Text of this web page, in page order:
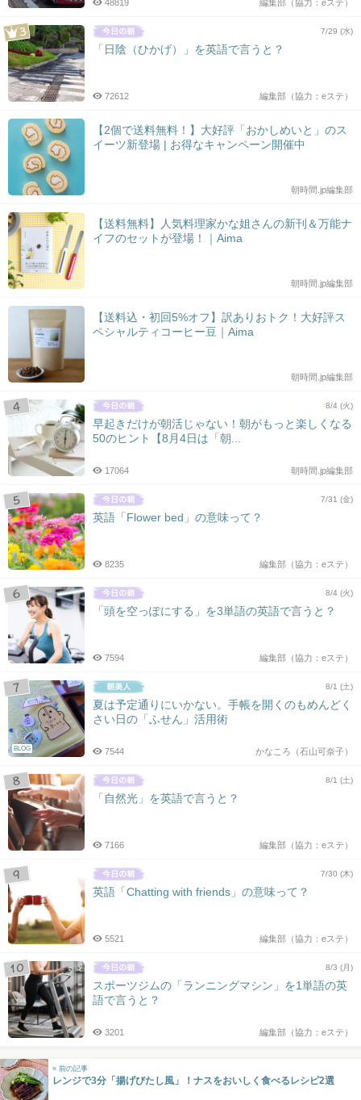
編集部（協力：eステ）
48819
7/29 (水)
「日陰（ひかげ）」を英語で言うと？
編集部（協力：eステ）
72612
【2個で送料無料！】大好評「おかしめいと」のス
イーツ新登場 | お得なキャンペーン開催中
朝時間.jp編集部
【送料無料】人気料理家かな姐さんの新刊＆万能ナ
イフのセットが登場！｜Aima
朝時間.jp編集部
【送料込・初回5%オフ】訳ありおトク！大好評ス
ペシャルティコーヒー豆｜Aima
朝時間.jp編集部
8/4 (火)
早起きだけが朝活じゃない！朝がもっと楽しくなる
50のヒント【8月4日は「朝...
朝時間.jp編集部
17064
7/31 (金)
英語「Flower bed」の意味って？
編集部（協力：eステ）
8235
8/4 (火)
「頭を空っぽにする」を3単語の英語で言うと？
編集部（協力：eステ）
7594
BLOG
8/1 (土)
夏は予定通りにいかない。手帳を開くのもめんどく
さい日の「ふせん」活用術
かなころ（石山可奈子）
7544
8/1 (土)
「自然光」を英語で言うと？
編集部（協力：eステ）
7166
7/30 (木)
英語「Chatting with friends」の意味って？
編集部（協力：eステ）
5521
8/3 (月)
スポーツジムの「ランニングマシン」を1単語の英
語で言うと？
編集部（協力：eステ）
3201
« 前の記事
レンジで3分「揚げびたし風」！ナスをおいしく食べるレシピ2選